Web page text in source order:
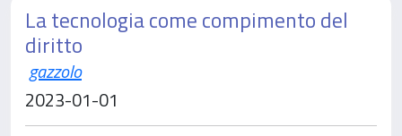
La tecnologia come compimento del
diritto
gazzolo
2023-01-01